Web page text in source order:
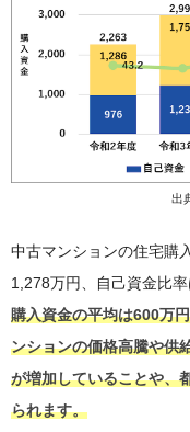
出
中古マンションの住宅購
1,278万円、自己資金比率
購入資金の平均は600万
ンションの価格高騰や供
が増加していることや、
られます。